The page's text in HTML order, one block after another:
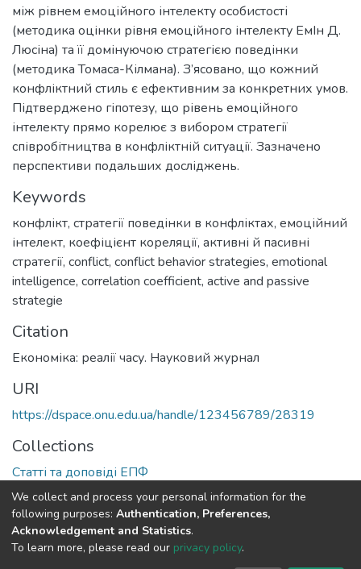
між рівнем емоційного інтелекту особистості
(методика оцінки рівня емоційного інтелекту ЕмІн Д.
Люсіна) та її домінуючою стратегією поведінки
(методика Томаса-Кілмана). З’ясовано, що кожний
конфліктний стиль є ефективним за конкретних умов.
Підтверджено гіпотезу, що рівень емоційного
інтелекту прямо корелює з вибором стратегії
співробітництва в конфліктній ситуації. Зазначено
перспективи подальших досліджень.
Keywords
конфлікт, стратегії поведінки в конфліктах, емоційний
інтелект, коефіцієнт кореляції, активні й пасивні
стратегії, conflict, conflict behavior strategies, emotional
intelligence, correlation coefficient, active and passive
strategie
Citation
Економіка: реалії часу. Науковий журнал
URI
https://dspace.onu.edu.ua/handle/123456789/28319
Collections
Статті та доповіді ЕПФ
Full item page
DSpace software copyright © 2009-2026
We collect and process your personal information for the
following purposes: Authentication, Preferences,
Acknowledgement and Statistics.
To learn more, please read our privacy policy.